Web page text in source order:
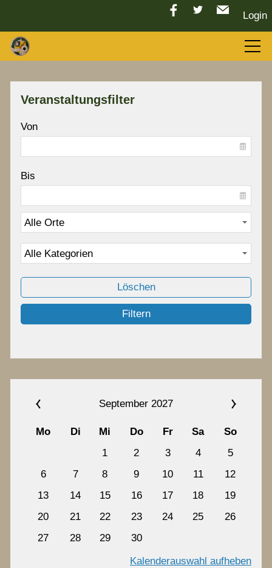
Login
Aktuelles
Tradition
Vorstand
Termine
Veranstaltungsfilter
Von
Bis
Löschen
Filtern
September 2027
Mo Di Mi Do Fr Sa
So
1
2 3 4
5
6
7 8 9 10 11
12
13
14 15 16 17 18
19
20
21 22 23 24 25
26
27
28 29
30
Kalenderauswahl aufheben